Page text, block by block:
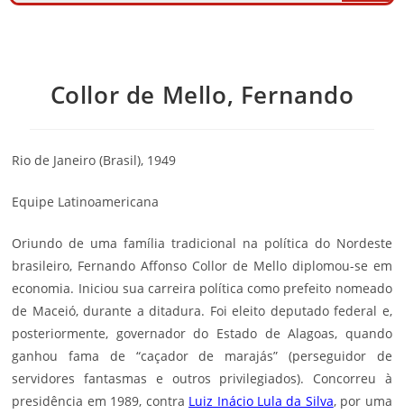
Collor de Mello, Fernando
Rio de Janeiro (Brasil), 1949
Equipe Latinoamericana
Oriundo de uma família tradicional na política do Nordeste
brasileiro, Fernando Affonso Collor de Mello diplomou-se em
economia. Iniciou sua carreira política como prefeito nomeado
de Maceió, durante a ditadura. Foi eleito deputado federal e,
posteriormente, governador do Estado de Alagoas, quando
ganhou fama de “caçador de marajás” (perseguidor de
servidores fantasmas e outros privilegiados). Concorreu à
presidência em 1989, contra Luiz Inácio Lula da Silva, por uma